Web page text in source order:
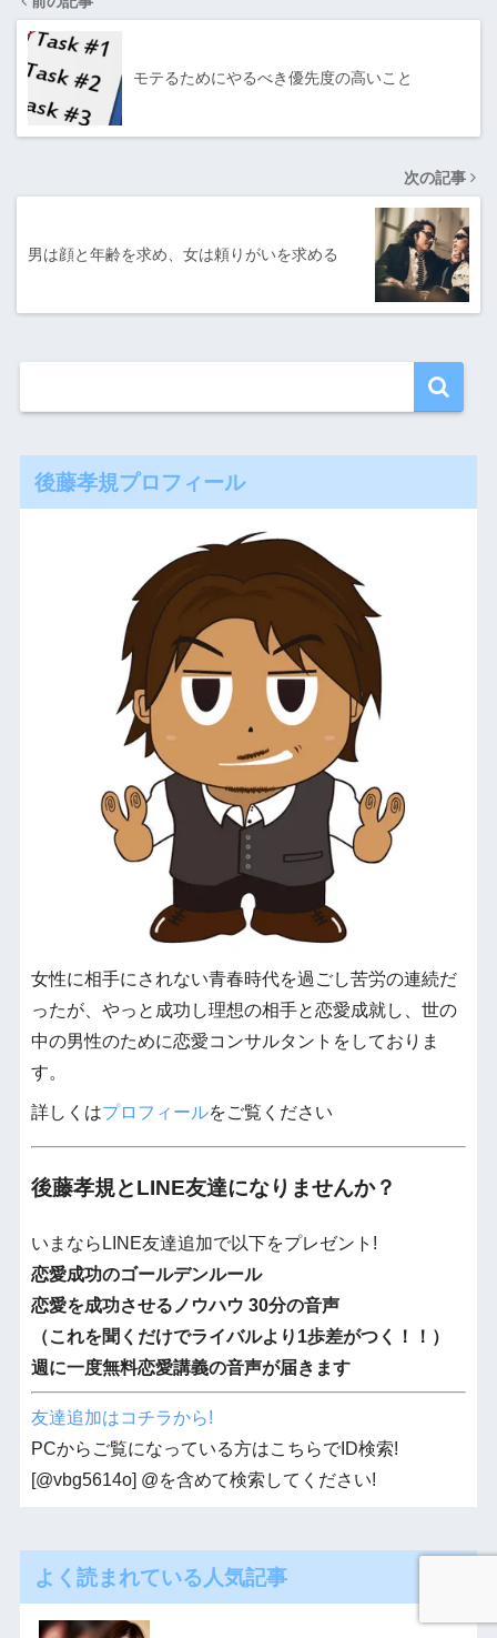
モテるためにやるべき優先度の高いこと
次の記事
男は顔と年齢を求め、女は頼りがいを求める
後藤孝規プロフィール
女性に相手にされない青春時代を過ごし苦労の連続だ
ったが、やっと成功し理想の相手と恋愛成就し、世の
中の男性のために恋愛コンサルタントをしておりま
す。
詳しくはプロフィールをご覧ください
後藤孝規とLINE友達になりませんか？
いまならLINE友達追加で以下をプレゼント!
恋愛成功のゴールデンルール
恋愛を成功させるノウハウ 30分の音声
（これを聞くだけでライバルより1歩差がつく！！）
週に一度無料恋愛講義の音声が届きます
友達追加はコチラから!
PCからご覧になっている方はこちらでID検索!
[@vbg5614o] @を含めて検索してください!
よく読まれている人気記事